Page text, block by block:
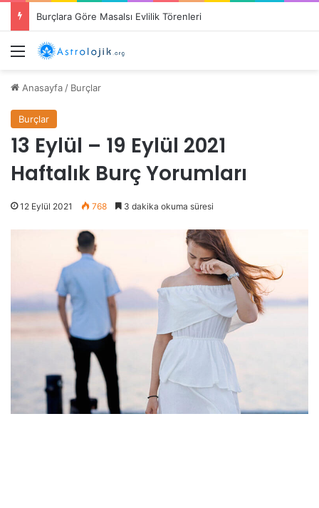
Menü
Anasayfa / Burçlar
Burçlar
13 Eylül – 19 Eylül 2021
Haftalık Burç Yorumları
12 Eylül 2021 768 3 dakika okuma süresi